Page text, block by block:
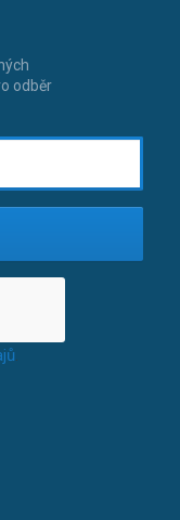
odběr